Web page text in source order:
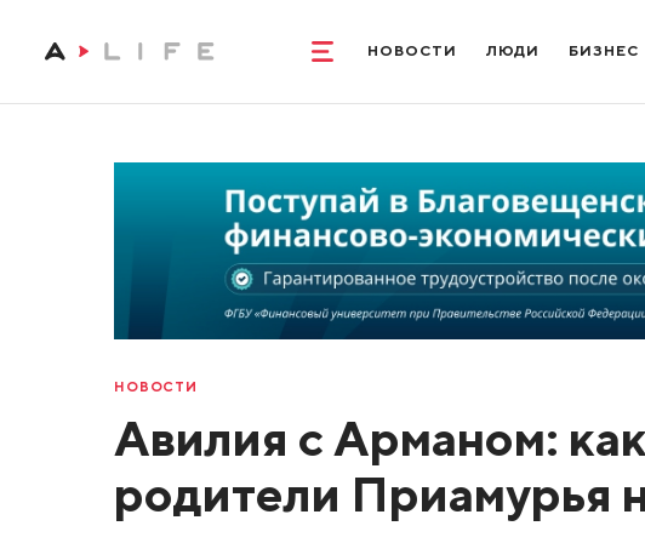
НОВОСТИ ЛЮДИ БИЗНЕС
НОВОСТИ
Авилия с Арманом:
родители Приамурья